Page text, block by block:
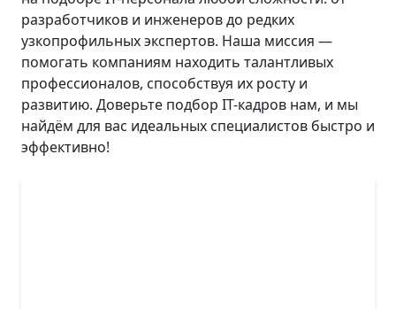
разработчиков и инженеров до редких
узкопрофильных экспертов. Наша миссия —
помогать компаниям находить талантливых
профессионалов, способствуя их росту и
развитию. Доверьте подбор IT-кадров нам, и мы
найдём для вас идеальных специалистов быстро и
эффективно!